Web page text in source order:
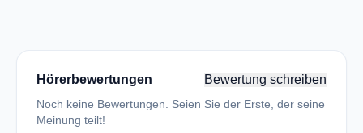
Hörerbewertungen Bewertung schreiben
Noch keine Bewertungen. Seien Sie der Erste, der seine
Meinung teilt!